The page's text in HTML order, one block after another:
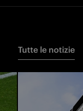
Tutte le notizie